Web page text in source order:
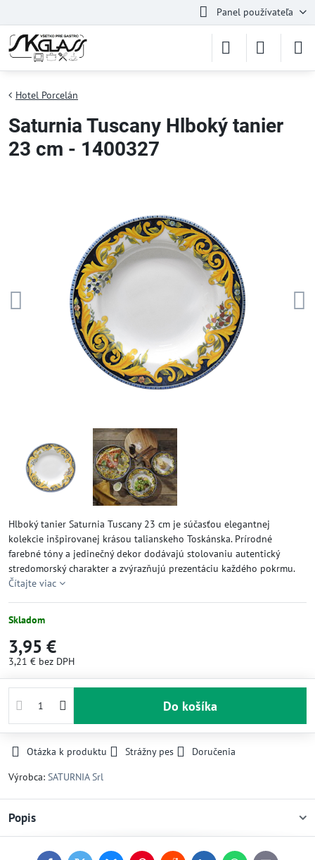
Panel používateľa
Hotel Porcelán
Saturnia Tuscany Hlboký tanier
23 cm - 1400327
Hlboký tanier Saturnia Tuscany 23 cm je súčasťou elegantnej
kolekcie inšpirovanej krásou talianskeho Toskánska. Prírodné
farebné tóny a jedinečný dekor dodávajú stolovaniu autentický
stredomorský charakter a zvýrazňujú prezentáciu každého pokrmu.
Čítajte viac
Skladom
3,95 €
3,21 € bez DPH
Do košíka
Otázka k produktu Strážny pes
Doručenia
Výrobca: SATURNIA Srl
Popis